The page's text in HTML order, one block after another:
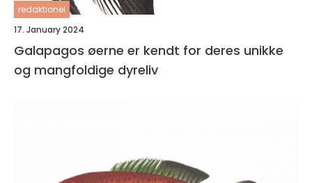
redaktionel
17. January 2024
Galapagos øerne er kendt for deres unikke
og mangfoldige dyreliv